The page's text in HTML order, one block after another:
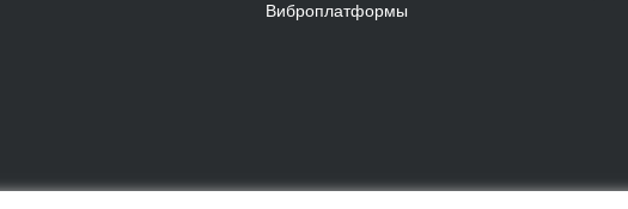
Виброплатформы